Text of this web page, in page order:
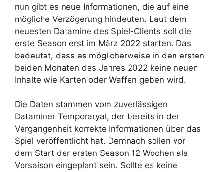
nun gibt es neue Informationen, die auf eine
mögliche Verzögerung hindeuten. Laut dem
neuesten Datamine des Spiel-Clients soll die
erste Season erst im März 2022 starten. Das
bedeutet, dass es möglicherweise in den ersten
beiden Monaten des Jahres 2022 keine neuen
Inhalte wie Karten oder Waffen geben wird.
Die Daten stammen vom zuverlässigen
Dataminer Temporaryal, der bereits in der
Vergangenheit korrekte Informationen über das
Spiel veröffentlicht hat. Demnach sollen vor
dem Start der ersten Season 12 Wochen als
Vorsaison eingeplant sein. Sollte es keine